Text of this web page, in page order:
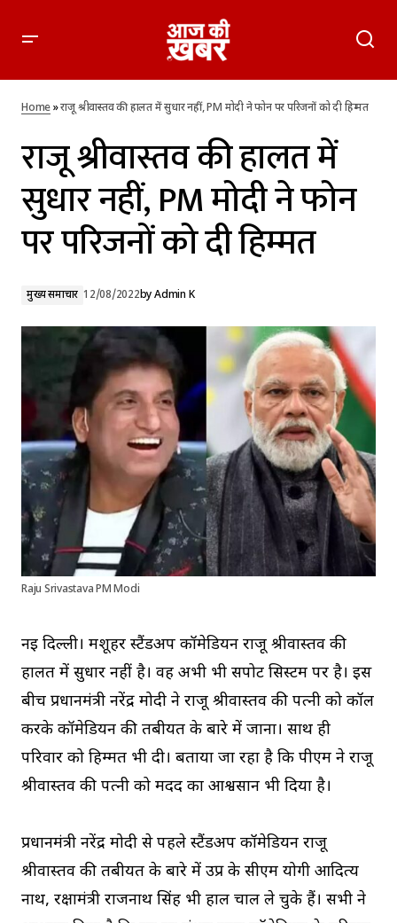
दी हिम्मत
Home»राजू श्रीवास्तव की हालत में सुधार नहीं, PM मोदी ने फोन पर परिजनों को दी हिम्मत
राजू श्रीवास्तव की हालत में
सुधार नहीं, PM मोदी ने फोन
पर परिजनों को दी हिम्मत
मुख्य समाचार 12/08/2022byAdmin K
Raju Srivastava PM Modi
नई दिल्ली। मशूहर स्टैंडअप कॉमेडियन राजू श्रीवास्तव की
हालत में सुधार नहीं है। वह अभी भी सपोर्ट सिस्टम पर है। इस
बीच प्रधानमंत्री नरेंद्र मोदी ने राजू श्रीवास्तव की पत्नी को कॉल
करके कॉमेडियन की तबीयत के बारे में जाना। साथ ही
परिवार को हिम्मत भी दी। बताया जा रहा है कि पीएम ने राजू
श्रीवास्तव की पत्नी को मदद का आश्वसान भी दिया है।
प्रधानमंत्री नरेंद्र मोदी से पहले स्टैंडअप कॉमेडियन राजू
श्रीवास्तव की तबीयत के बारे में उप्र के सीएम योगी आदित्य
नाथ, रक्षामंत्री राजनाथ सिंह भी हाल चाल ले चुके हैं। सभी ने